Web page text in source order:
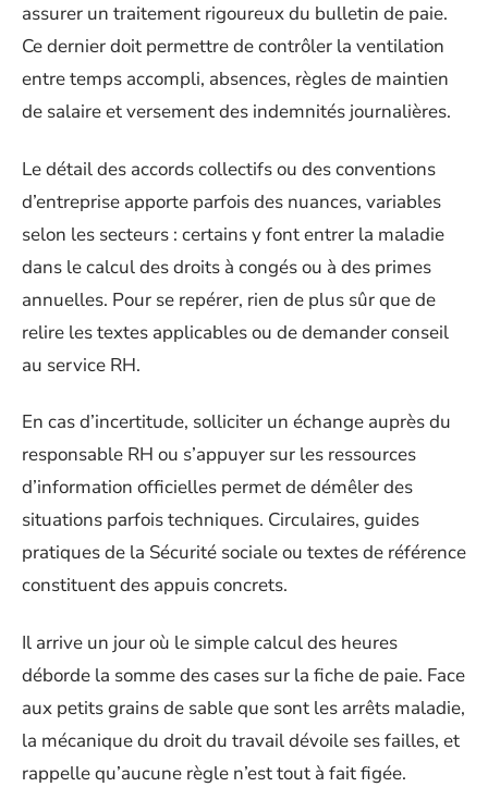
assurer un traitement rigoureux du bulletin de paie.
Ce dernier doit permettre de contrôler la ventilation
entre temps accompli, absences, règles de maintien
de salaire et versement des indemnités journalières.
Le détail des accords collectifs ou des conventions
d’entreprise apporte parfois des nuances, variables
selon les secteurs : certains y font entrer la maladie
dans le calcul des droits à congés ou à des primes
annuelles. Pour se repérer, rien de plus sûr que de
relire les textes applicables ou de demander conseil
au service RH.
En cas d’incertitude, solliciter un échange auprès du
responsable RH ou s’appuyer sur les ressources
d’information officielles permet de démêler des
situations parfois techniques. Circulaires, guides
pratiques de la Sécurité sociale ou textes de référence
constituent des appuis concrets.
Il arrive un jour où le simple calcul des heures
déborde la somme des cases sur la fiche de paie. Face
aux petits grains de sable que sont les arrêts maladie,
la mécanique du droit du travail dévoile ses failles, et
rappelle qu’aucune règle n’est tout à fait figée.